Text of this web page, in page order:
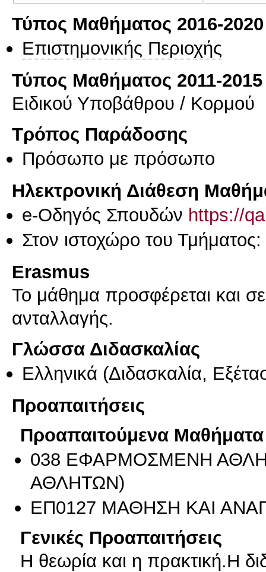
Τύπος Μαθήματος 2016-2020
Επιστημονικής Περιοχής
Τύπος Μαθήματος 2011-2015
Ειδικού Υποβάθρου / Κορμού
Τρόπος Παράδοσης
Πρόσωπο με πρόσωπο
Ηλεκτρονική Διάθεση
e-Οδηγός Σπουδών https://
Στον ιστοχώρο του Τμήματος:
Erasmus
Το μάθημα προσφέρεται και
ανταλλαγής.
Γλώσσα Διδασκαλίας
Ελληνικά (Διδασκαλία,
Προαπαιτήσεις
Προαπαιτούμενα Μαθήματα
038 ΕΦΑΡΜΟΣΜΕΝΗ
ΑΘΛΗΤΩΝ)
ΕΠ0127 ΜΑΘΗΣΗ ΚΑΙ
Γενικές Προαπαιτήσεις
Η θεωρία και η πρακτική.Η